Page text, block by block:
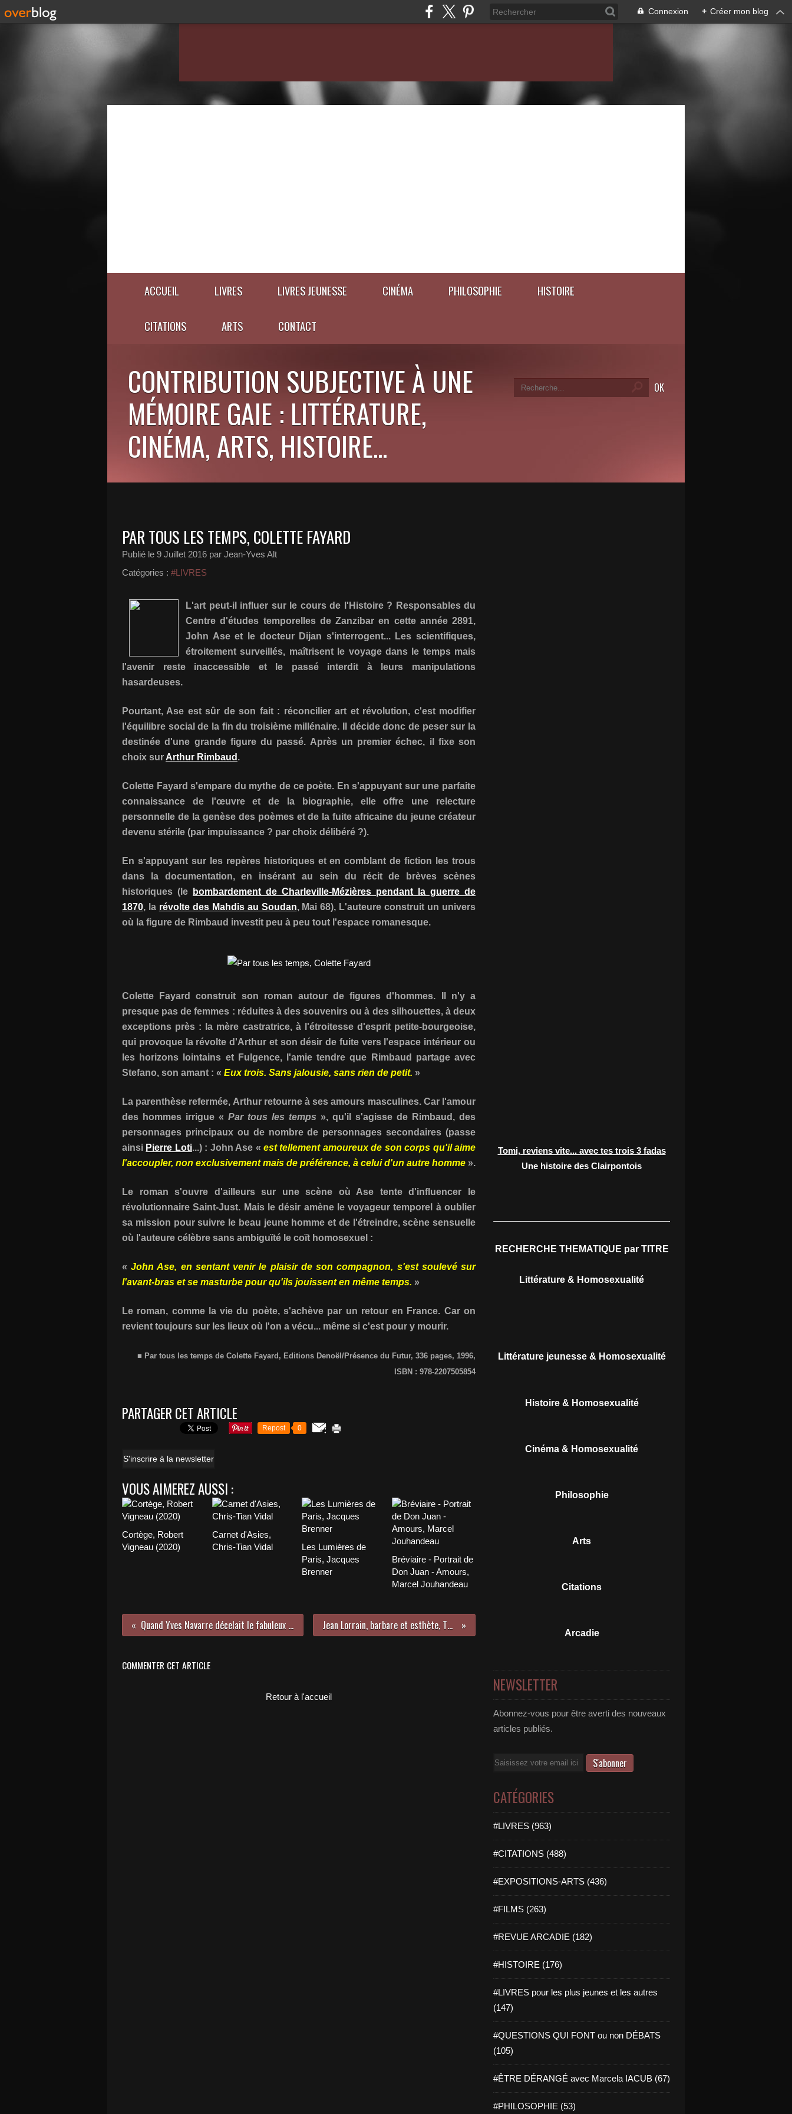
Connexion + Créer mon blog
ACCUEIL LIVRES LIVRES JEUNESSE CINÉMA PHILOSOPHIE HISTOIRE
CITATIONS ARTS CONTACT
CONTRIBUTION SUBJECTIVE À UNE
MÉMOIRE GAIE : LITTÉRATURE,
CINÉMA, ARTS, HISTOIRE...
PAR TOUS LES TEMPS, COLETTE FAYARD
Publié le 9 Juillet 2016 par Jean-Yves Alt
Catégories : #LIVRES
L'art peut-il influer sur le cours de l'Histoire ? Responsables du
Centre d'études temporelles de Zanzibar en cette année 2891,
John Ase et le docteur Dijan s'interrogent... Les scientifiques,
étroitement surveillés, maîtrisent le voyage dans le temps mais
l'avenir reste inaccessible et le passé interdit à leurs manipulations
hasardeuses.
Pourtant, Ase est sûr de son fait : réconcilier art et révolution, c'est modifier
l'équilibre social de la fin du troisième millénaire. Il décide donc de peser sur la
destinée d'une grande figure du passé. Après un premier échec, il fixe son
choix sur Arthur Rimbaud .
Colette Fayard s'empare du mythe de ce poète. En s'appuyant sur une parfaite
connaissance de l'œuvre et de la biographie, elle offre une relecture
personnelle de la genèse des poèmes et de la fuite africaine du jeune créateur
devenu stérile (par impuissance ? par choix délibéré ?).
En s'appuyant sur les repères historiques et en comblant de fiction les trous
dans la documentation, en insérant au sein du récit de brèves scènes
historiques (le
bombardement de Charleville-Mézières pendant la guerre de
1870, la révolte des Mahdis au Soudan, Mai 68), L'auteure construit un univers
où la figure de Rimbaud investit peu à peu tout l'espace romanesque.
Colette Fayard construit son roman autour de figures d'hommes. Il n'y a
presque pas de femmes : réduites à des souvenirs ou à des silhouettes, à deux
exceptions près : la mère castratrice, à l'étroitesse d'esprit petite-bourgeoise,
qui provoque la révolte d'Arthur et son désir de fuite vers l'espace intérieur ou
les horizons lointains et Fulgence, l'amie tendre que Rimbaud partage avec
Stefano, son amant : « Eux trois. Sans jalousie, sans rien de petit. »
La parenthèse refermée, Arthur retourne à ses amours masculines. Car l'amour
des hommes irrigue « Par tous les temps », qu'il s'agisse de Rimbaud, des
personnages principaux ou de nombre de personnages secondaires (passe
ainsi Pierre Loti...) : John Ase «est tellement amoureux de son corps qu'il aime
l'accoupler, non exclusivement mais de préférence, à celui d'un autre homme ».
Le roman s'ouvre d'ailleurs sur une scène où Ase tente d'influencer le
révolutionnaire Saint-Just. Mais le désir amène le voyageur temporel à oublier
sa mission pour suivre le beau jeune homme et de l'étreindre, scène sensuelle
où l'auteure célèbre sans ambiguïté le coït homosexuel :
«John Ase, en sentant venir le plaisir de son compagnon, s'est soulevé sur
l'avant-bras et se masturbe pour qu'ils jouissent en même temps. »
Le roman, comme la vie du poète, s'achève par un retour en France. Car on
revient toujours sur les lieux où l'on a vécu... même si c'est pour y mourir.
■ Par tous les temps de Colette Fayard, Editions Denoël/Présence du Futur, 336 pages, 1996,
ISBN : 978-2207505854
PARTAGER CET ARTICLE
Repost 0
S'inscrire à la newsletter
VOUS AIMEREZ AUSSI :
Cortège, Robert
Vigneau (2020)
Carnet d'Asies,
Chris-Tian Vidal
Les Lumières de
Paris, Jacques
Brenner
Bréviaire - Portrait de
Don Juan - Amours,
Marcel Jouhandeau
Quand Yves Navarre décelait le fabuleux dans le quotidien... Jean Lorrain, barbare et esthète, Thibaut d'Anthonay
COMMENTER CET ARTICLE
Retour à l'accueil
Tomi, reviens vite... avec tes trois 3 fadas
Une histoire des Clairpontois
RECHERCHE THEMATIQUE par TITRE
Littérature & Homosexualité
Littérature jeunesse & Homosexualité
Histoire & Homosexualité
Cinéma & Homosexualité
Philosophie
Arts
Citations
Arcadie
NEWSLETTER
Abonnez-vous pour être averti des nouveaux
articles publiés.
Email
CATÉGORIES
#LIVRES (963)
#CITATIONS (488)
#EXPOSITIONS-ARTS (436)
#FILMS (263)
#REVUE ARCADIE (182)
#HISTOIRE (176)
#LIVRES pour les plus jeunes et les autres
(147)
#QUESTIONS QUI FONT ou non DÉBATS
(105)
#ÊTRE DÉRANGÉ avec Marcela IACUB (67)
#PHILOSOPHIE (53)